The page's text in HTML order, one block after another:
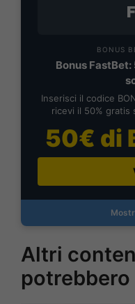
BONUS
Bonus
Inserisci il codice
ricevi il 50%
50€ di
Altri